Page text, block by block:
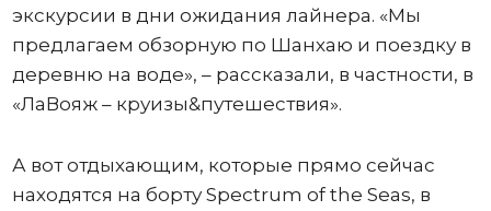
экскурсии в дни ожидания лайнера. «Мы
предлагаем обзорную по Шанхаю и поездку в
деревню на воде», – рассказали, в частности, в
«ЛаВояж – круизы&путешествия».
А вот отдыхающим, которые прямо сейчас
находятся на борту Spectrum of the Seas, в